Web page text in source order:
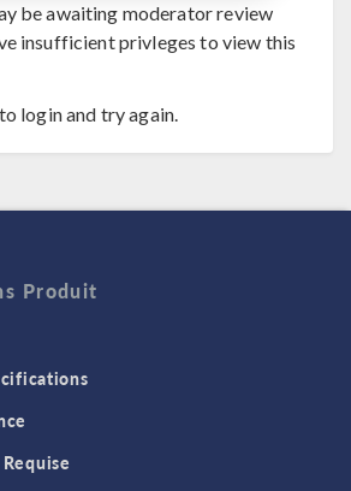
be awaiting moderator review
insufficient privleges to view this
to login and try again.
Produit